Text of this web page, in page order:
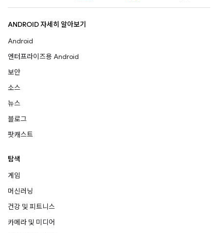
ANDROID 자세히 알아보기
Android
엔터프라이즈용 Android
보안
소스
뉴스
블로그
팟캐스트
탐색
게임
머신러닝
건강 및 피트니스
카메라 및 미디어